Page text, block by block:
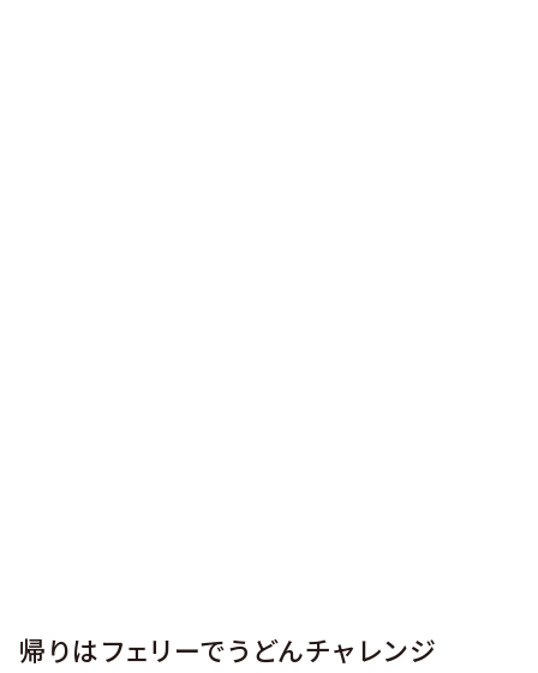
帰りはフェリーでうどんチャレンジ